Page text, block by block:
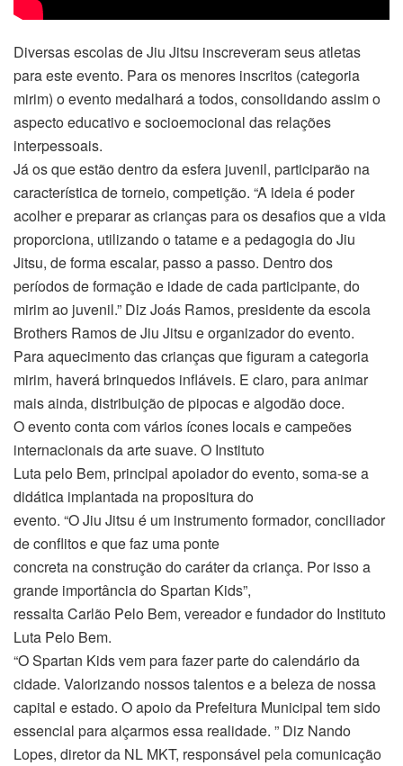
Diversas escolas de Jiu Jitsu inscreveram seus atletas
para este evento. Para os menores inscritos (categoria
mirim) o evento medalhará a todos, consolidando assim o
aspecto educativo e socioemocional das relações
interpessoais.
Já os que estão dentro da esfera juvenil, participarão na
característica de torneio, competição. “A ideia é poder
acolher e preparar as crianças para os desafios que a vida
proporciona, utilizando o tatame e a pedagogia do Jiu
Jitsu, de forma escalar, passo a passo. Dentro dos
períodos de formação e idade de cada participante, do
mirim ao juvenil.” Diz Joás Ramos, presidente da escola
Brothers Ramos de Jiu Jitsu e organizador do evento.
Para aquecimento das crianças que figuram a categoria
mirim, haverá brinquedos infláveis. E claro, para animar
mais ainda, distribuição de pipocas e algodão doce.
O evento conta com vários ícones locais e campeões
internacionais da arte suave. O Instituto
Luta pelo Bem, principal apoiador do evento, soma-se a
didática implantada na propositura do
evento. “O Jiu Jitsu é um instrumento formador, conciliador
de conflitos e que faz uma ponte
concreta na construção do caráter da criança. Por isso a
grande importância do Spartan Kids”,
ressalta Carlão Pelo Bem, vereador e fundador do Instituto
Luta Pelo Bem.
“O Spartan Kids vem para fazer parte do calendário da
cidade. Valorizando nossos talentos e a beleza de nossa
capital e estado. O apoio da Prefeitura Municipal tem sido
essencial para alçarmos essa realidade. ” Diz Nando
Lopes, diretor da NL MKT, responsável pela comunicação